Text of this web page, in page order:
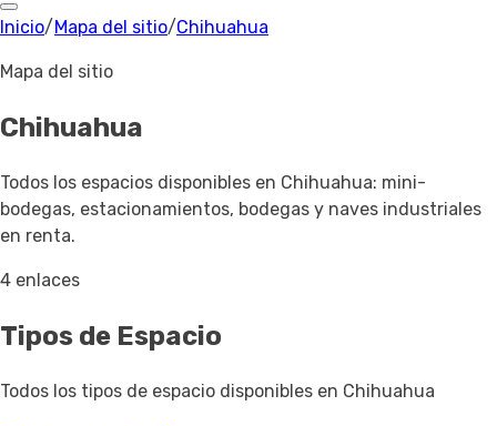
Inicio/ Mapa del sitio/Chihuahua
Mapa del sitio
Chihuahua
Todos los espacios disponibles en Chihuahua: mini-
bodegas, estacionamientos, bodegas y naves industriales
en renta.
4 enlaces
Tipos de Espacio
Todos los tipos de espacio disponibles en Chihuahua